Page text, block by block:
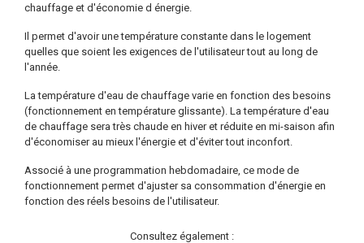
chauffage et d'économie d énergie.
Il permet d'avoir une température constante dans le logement
quelles que soient les exigences de l'utilisateur tout au long de
l'année.
La température d'eau de chauffage varie en fonction des besoins
(fonctionnement en température glissante). La température d'eau
de chauffage sera très chaude en hiver et réduite en mi-saison afin
d'économiser au mieux l'énergie et d'éviter tout inconfort.
Associé à une programmation hebdomadaire, ce mode de
fonctionnement permet d'ajuster sa consommation d'énergie en
fonction des réels besoins de l'utilisateur.
Consultez également :